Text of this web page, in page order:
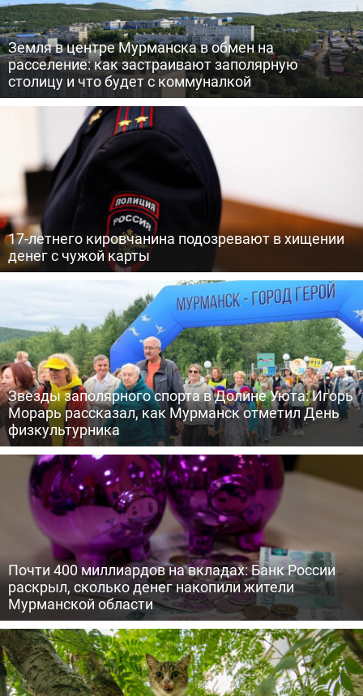
Земля в центре Мурманска в обмен на
расселение: как застраивают заполярную
столицу и что будет с коммуналкой
17-летнего кировчанина подозревают в хищении
денег с чужой карты
Звезды заполярного спорта в Долине Уюта: Игорь
Морарь рассказал, как Мурманск отметил День
физкультурника
Почти 400 миллиардов на вкладах: Банк России
раскрыл, сколько денег накопили жители
Мурманской области